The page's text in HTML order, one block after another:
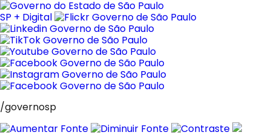
Pular
para
o
conteúdo
SP + Digital
/governosp